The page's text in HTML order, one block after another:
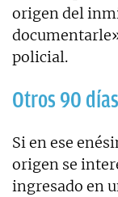
origen del
policial.
Otros 90
Si en ese
origen se
ingresado en